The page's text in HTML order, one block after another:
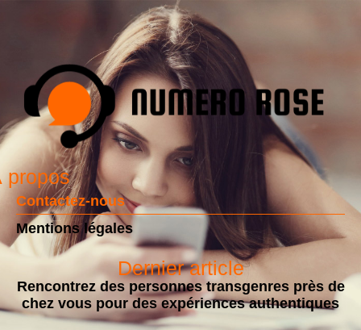
propos
Contactez-nous
Mentions légales
Dernier article
Rencontrez des personnes transgenres près de
chez vous pour des expériences authentiques